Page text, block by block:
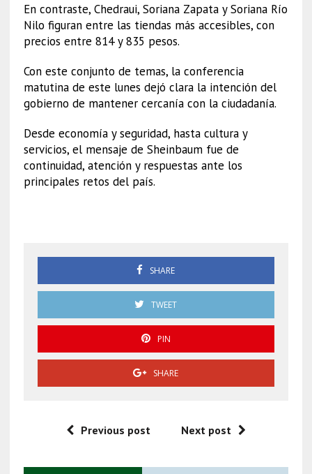
En contraste, Chedraui, Soriana Zapata y Soriana Río
Nilo figuran entre las tiendas más accesibles, con
precios entre 814 y 835 pesos.
Con este conjunto de temas, la conferencia
matutina de este lunes dejó clara la intención del
gobierno de mantener cercanía con la ciudadanía.
Desde economía y seguridad, hasta cultura y
servicios, el mensaje de Sheinbaum fue de
continuidad, atención y respuestas ante los
principales retos del país.
SHARE
TWEET
PIN
SHARE
Previous post Next post